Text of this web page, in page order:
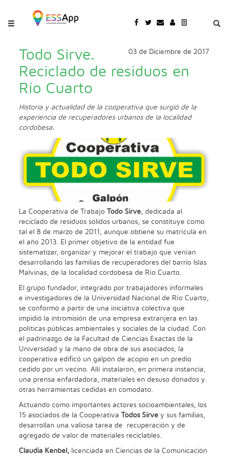
03 de Diciembre de 2017
Todo Sirve.
Reciclado de residuos en
Río Cuarto
Historia y actualidad de la cooperativa que surgió de la
experiencia de recuperadores urbanos de la localidad
cordobesa.
La Cooperativa de TrabajoTodo Sirve, dedicada al
reciclado de residuos sólidos urbanos, se constituye como
tal el 8 de marzo de 2011, aunque obtiene su matrícula en
el año 2013. El primer objetivo de la entidad fue
sistematizar, organizar y mejorar el trabajo que venían
desarrollando las familias de recuperadores del barrio Islas
Malvinas, de la localidad cordobesa de Río Cuarto.
El grupo fundador, integrado por trabajadores informales
e investigadores de la Universidad Nacional de Río Cuarto,
se conformó a partir de una iniciativa colectiva que
impidió la intromisión de una empresa extranjera en las
políticas públicas ambientales y sociales de la ciudad. Con
el padrinazgo de la Facultad de Ciencias Exactas de la
Universidad y la mano de obra de sus asociados, la
cooperativa edificó un galpón de acopio en un predio
cedido por un vecino. Allí instalaron, en primera instancia,
una prensa enfardadora, materiales en desuso donados y
otras herramientas cedidas en comodato.
Actuando como importantes actores socioambientales, los
15 asociados de la CooperativaTodos Sirve y sus familias,
desarrollan una valiosa tarea de recuperación y de
agregado de valor de materiales reciclables.
Claudia Kenbel, licenciada en Ciencias de la Comunicación